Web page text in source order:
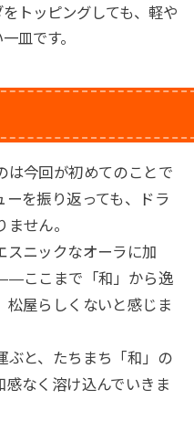
トッピングしても、軽や
皿です。
は今回が初めてのことで
ーを振り返っても、ドラ
せん。
スニックなオーラに加
ここまで「和」から逸
松屋らしくないと感じま
ぶと、たちまち「和」の
感なく溶け込んでいきま